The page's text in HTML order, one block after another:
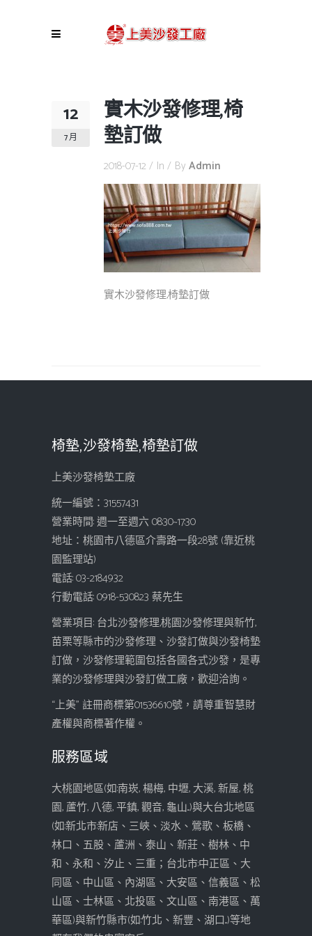
12
7 月
實木沙發修理,椅
墊訂做
2018-07-12 In By Admin
實木沙發修理,椅墊訂做
椅墊,沙發椅墊,椅墊訂做
上美沙發椅墊工廠
統一編號：31557431
營業時間: 週一至週六 08:30~17:30
地址：桃園市八德區介壽路一段28號 (靠近桃
園監理站)
電話: 03-2184932
行動電話: 0918-530823 蔡先生
營業項目: 台北沙發修理,桃園沙發修理與新竹,
苗栗等縣市的沙發修理、沙發訂做與沙發椅墊
訂做，沙發修理範圍包括各國各式沙發，是專
業的沙發修理與沙發訂做工廠，歡迎洽詢。
“上美” 註冊商標第01536610號，請尊重智慧財
產權與商標著作權。
服務區域
大桃園地區(如:南崁, 楊梅, 中壢, 大溪, 新屋, 桃
園, 蘆竹, 八德, 平鎮, 觀音, 龜山...)與大台北地區
(如:新北市:新店、三峽、淡水、鶯歌、板橋、
林口、五股、蘆洲、泰山、新莊、樹林、中
和、永和、汐止、三重；台北市:中正區、大
同區、中山區、內湖區、大安區、信義區、松
山區、士林區、北投區、文山區、南港區、萬
華區)與新竹縣市(如:竹北、新豐、湖口...)等地